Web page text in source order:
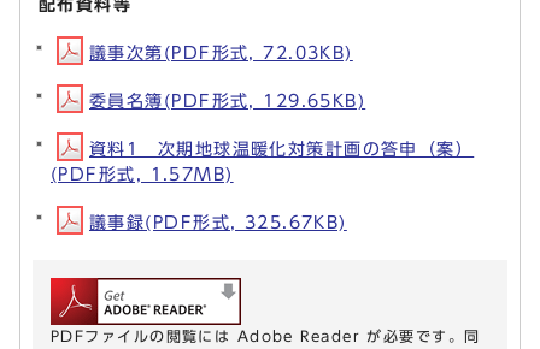
配布資料等
議事次第(PDF形式, 72.03KB)
委員名簿(PDF形式, 129.65KB)
資料1 次期地球温暖化対策計画の答申（案）
(PDF形式, 1.57MB)
議事録(PDF形式, 325.67KB)
PDFファイルの閲覧には Adobe Reader が必要です。同